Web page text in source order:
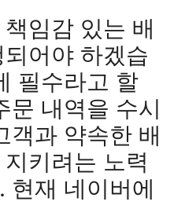
임감 있는 배
어야 하겠습
필수라고 할
문 내역을 수시
객과 약속한 배
키려는 노력
현재 네이버에